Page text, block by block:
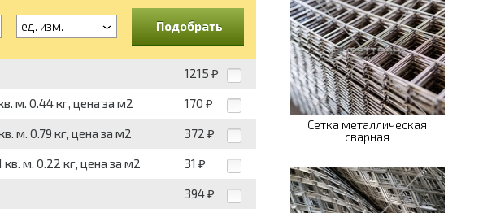
ед. изм. Подобрать
1215 ₽
м. 0.44 кг, цена за м2 170 ₽
м. 0.79 кг, цена за м2 372 ₽
м. 0.22 кг, цена за м2 31 ₽
394 ₽
Сетка металлическая
сварная